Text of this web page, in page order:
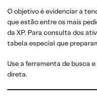
O objetivo é evidenciar a
que estão entre os mais
da XP. Para consulta dos
tabela especial que
Use a ferramenta de busca
direta.